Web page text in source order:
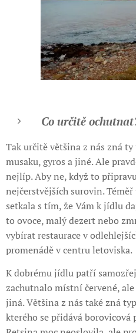
Co určitě
Tak určitě většina z nás zná
musaku, gyros a jiné. Ale
nejlíp. Aby ne, když to
nejčerstvějších surovin. Téměř
setkala s tím, že Vám k jídlu
to ovoce, malý dezert nebo
vybírat restaurace v
promenádě v centru letoviska.
K dobrému jídlu patří
zachutnalo místní červené,
jiná. Většina z nás také zná
kterého se přidává borovicová